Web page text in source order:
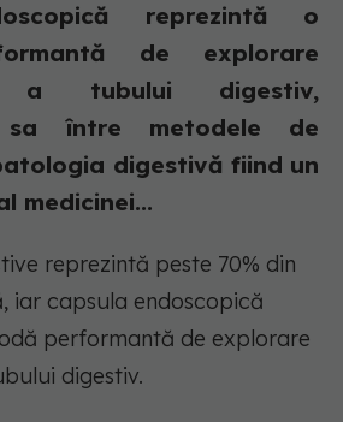
reprezintă o
de explorare
a tubului digestiv,
sa între metodele de
digestivă fiind un
medicinei...
reprezintă peste 70% din
iar capsula endoscopică
performantă de explorare
digestiv.